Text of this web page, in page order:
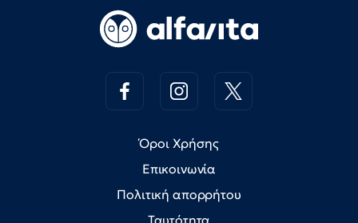
Όροι Χρήσης
Επικοινωνία
Πολιτική απορρήτου
Ταυτότητα